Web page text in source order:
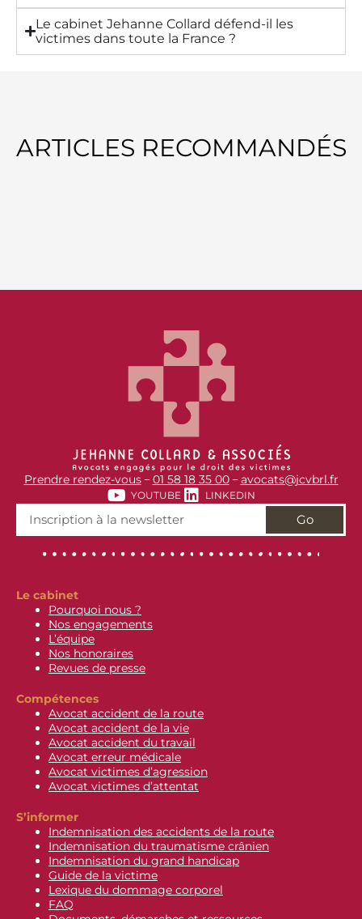
Le cabinet Jehanne Collard défend-il les
victimes dans toute la France ?
ARTICLES RECOMMANDÉS
Prendre rendez-vous–01 58 18 35 00–avocats@jcvbrl.fr
YOUTUBE LINKEDIN
Go
Le cabinet
Pourquoi nous ?
Nos engagements
L’équipe
Nos honoraires
Revues de presse
Compétences
Avocat accident de la route
Avocat accident de la vie
Avocat accident du travail
Avocat erreur médicale
Avocat victimes d’agression
Avocat victimes d’attentat
S’informer
Indemnisation des accidents de la route
Indemnisation du traumatisme crânien
Indemnisation du grand handicap
Guide de la victime
Lexique du dommage corporel
FAQ